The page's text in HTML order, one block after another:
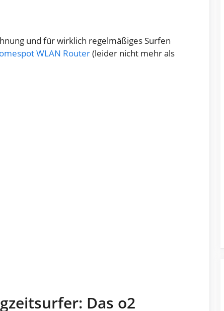
und für wirklich regelmäßiges Surfen
WLAN Router(leider nicht mehr als
Das o2